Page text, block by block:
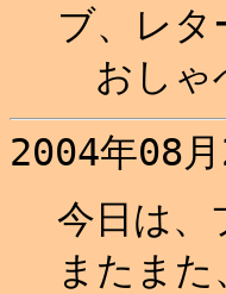
ブ、レタ
おしゃ
2004年08月
今日は
またま